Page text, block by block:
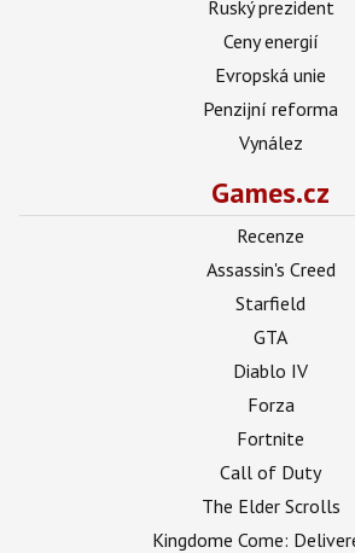
Ruský prezident
Ceny energií
Evropská unie
Penzijní reforma
Vynález
Games.cz
Recenze
Assassin's Creed
Starfield
GTA
Diablo IV
Forza
Fortnite
Call of Duty
The Elder Scrolls
Kingdome Come: